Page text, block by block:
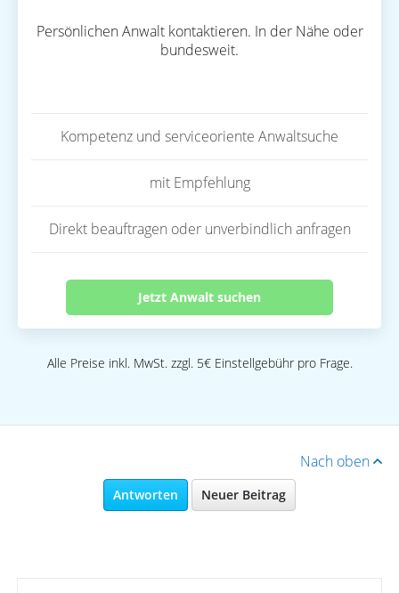
Persönlichen Anwalt kontaktieren. In der Nähe oder
bundesweit.
Kompetenz und serviceoriente Anwaltsuche
mit Empfehlung
Direkt beauftragen oder unverbindlich anfragen
Jetzt Anwalt suchen
Alle Preise inkl. MwSt. zzgl. 5€ Einstellgebühr pro Frage.
Nach oben
Antworten Neuer Beitrag